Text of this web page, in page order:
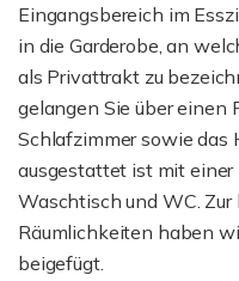
Eingangsbereich im
in die Garderobe, an
als Privattrakt zu
gelangen Sie über einen
Schlafzimmer sowie das
ausgestattet ist mit einer
Waschtisch und WC. Zur
Räumlichkeiten haben
beigefügt.